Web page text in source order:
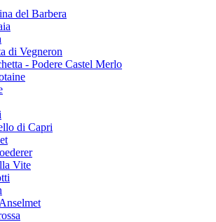
del Barbera
di Vegneron
- Podere Castel Merlo
di Capri
Vite